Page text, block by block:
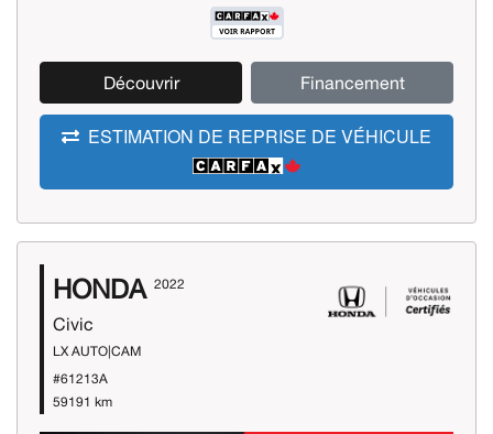
Découvrir Financement
ESTIMATION DE REPRISE DE VÉHICULE
HONDA 2022
Civic
LX AUTO|CAM
#61213A
59191 km